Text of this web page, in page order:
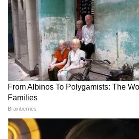
Image Credit :Getty
ভাগ্য খুলবে মিথুন রাশির
মিথুন রাশির জাতকদের জন্য ৭
থেকে শুরু হবে মোটা আর্থিক
পাওনা টাকাও উদ্ধার হবে এই
আটকে থাকা কাজ সম্পন্ন হবে
জড়ানোর সম্ভাবনা রয়েছে মিথুন